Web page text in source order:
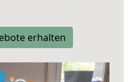
erhalten